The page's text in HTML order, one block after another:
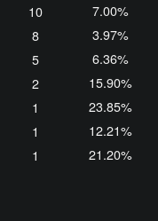
10
7.00%
8
3.97%
5
6.36%
2
15.90%
1
23.85%
1
12.21%
1 21.20%